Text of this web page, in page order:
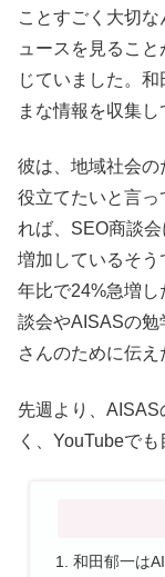
ことすごく大切
ュースを見るこ
じていました。
まな情報を収集し
彼は、地域社会
役立てたいと言っ
れば、SEO商談
増加しているそ
年比で24%急増
談会やAISASの勉
さんのために伝え
先週より、
く、YouTubeで
和田郁一は